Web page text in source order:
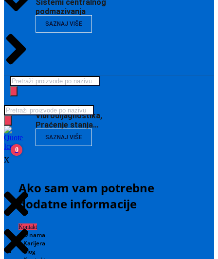
Sistemi centralnog
podmazivanja
SAZNAJ VIŠE
Vibrodijagnostika,
Praćenje stanja…
SAZNAJ VIŠE
Ako sam vam potrebne
dodatne informacije
Kontakt
O nama
Karijera
Blog
Products
search
Products
search
0
X